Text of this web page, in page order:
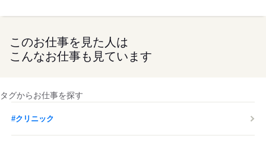
このお仕事を見た人は
こんなお仕事も見ています
タグからお仕事を探す
#クリニック